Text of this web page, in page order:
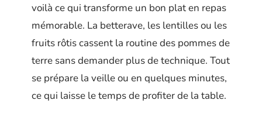
voilà ce qui transforme un bon plat en repas
mémorable. La betterave, les lentilles ou les
fruits rôtis cassent la routine des pommes de
terre sans demander plus de technique. Tout
se prépare la veille ou en quelques minutes,
ce qui laisse le temps de profiter de la table.